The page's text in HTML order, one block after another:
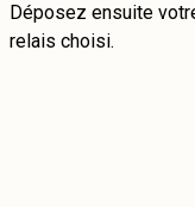
Déposez ensuite
relais choisi.